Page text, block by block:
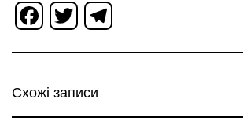
Facebook
Twitter
Схожі записи